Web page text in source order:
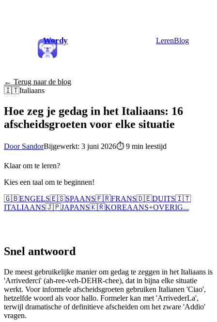
Wordy LerenBlog
← Terug naar de blog
🇮🇹Italiaans
Hoe zeg je gedag in het Italiaans: 16
afscheidsgroeten voor elke situatie
Door SandorBijgewerkt: 3 juni 2026⏱ 9 min leestijd
Klaar om te leren?
Kies een taal om te beginnen!
🇬🇧ENGELS🇪🇸SPAANS🇫🇷FRANS🇩🇪DUITS🇮🇹
ITALIAANS🇯🇵JAPANS🇰🇷KOREAANS+OVERIG...
Snel antwoord
De meest gebruikelijke manier om gedag te zeggen in het Italiaans is
'Arrivederci' (ah-ree-veh-DEHR-chee), dat in bijna elke situatie
werkt. Voor informele afscheidsgroeten gebruiken Italianen 'Ciao',
hetzelfde woord als voor hallo. Formeler kan met 'ArrivederLa',
terwijl dramatische of definitieve afscheiden om het zware 'Addio'
vragen.